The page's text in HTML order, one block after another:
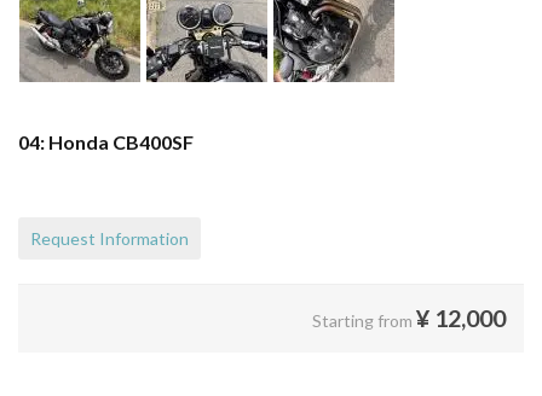
04: Honda CB400SF
Request Information
Starting from ¥ 12,000